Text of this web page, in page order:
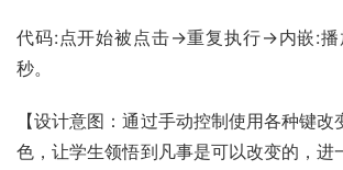
代码:点开始被点击→重复执行→内嵌:
秒。
【设计意图：通过手动控制使用各种键
色，让学生领悟到凡事是可以改变的，进